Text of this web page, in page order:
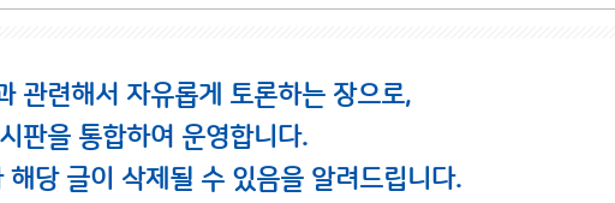
관련해서 자유롭게 토론하는 장으로,
판을 통합하여 운영합니다.
당 글이 삭제될 수 있음을 알려드립니다.